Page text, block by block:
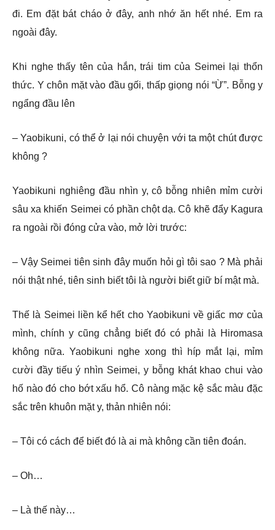
đi. Em đặt bát cháo ở đây, anh nhớ ăn hết nhé. Em ra
ngoài đây.
Khi nghe thấy tên của hắn, trái tim của Seimei lại thổn
thức. Y chôn mặt vào đầu gối, thấp giọng nói “Ừ”. Bỗng y
ngẩng đầu lên
– Yaobikuni, có thể ở lại nói chuyện với ta một chút được
không ?
Yaobikuni nghiêng đầu nhìn y, cô bỗng nhiên mỉm cười
sâu xa khiến Seimei có phần chột dạ. Cô khẽ đẩy Kagura
ra ngoài rồi đóng cửa vào, mở lời trước:
– Vậy Seimei tiên sinh đây muốn hỏi gì tôi sao ? Mà phải
nói thật nhé, tiên sinh biết tôi là người biết giữ bí mật mà.
Thế là Seimei liền kể hết cho Yaobikuni về giấc mơ của
mình, chính y cũng chẳng biết đó có phải là Hiromasa
không nữa. Yaobikuni nghe xong thì híp mắt lại, mỉm
cười đầy tiếu ý nhìn Seimei, y bỗng khát khao chui vào
hố nào đó cho bớt xấu hổ. Cô nàng mặc kệ sắc màu đặc
sắc trên khuôn mặt y, thản nhiên nói:
– Tôi có cách để biết đó là ai mà không cần tiên đoán.
– Oh…
– Là thế này…